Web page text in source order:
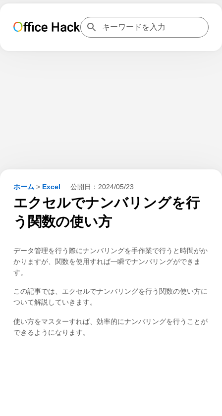
ホーム > Excel 公開日： 2024/05/23
エクセルでナンバリングを行
う関数の使い方
データ管理を行う際にナンバリングを手作業で行うと時間がか
かりますが、関数を使用すれば一瞬でナンバリングができま
す。
この記事では、エクセルでナンバリングを行う関数の使い方に
ついて解説していきます。
使い方をマスターすれば、効率的にナンバリングを行うことが
できるようになります。